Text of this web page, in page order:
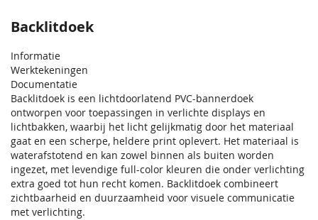
Backlitdoek
Informatie
Werktekeningen
Documentatie
Backlitdoek is een lichtdoorlatend PVC-bannerdoek
ontworpen voor toepassingen in verlichte displays en
lichtbakken, waarbij het licht gelijkmatig door het materiaal
gaat en een scherpe, heldere print oplevert. Het materiaal is
waterafstotend en kan zowel binnen als buiten worden
ingezet, met levendige full-color kleuren die onder verlichting
extra goed tot hun recht komen. Backlitdoek combineert
zichtbaarheid en duurzaamheid voor visuele communicatie
met verlichting.